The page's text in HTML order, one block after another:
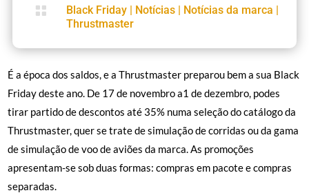
 Black Friday | Notícias | Notícias da marca |
Thrustmaster
É a época dos saldos, e a Thrustmaster preparou bem a sua Black
Friday deste ano. De 17 de novembro a1 de dezembro, podes
tirar partido dedescontos até 35% numa seleção do catálogo da
Thrustmaster, quer se trate de simulação de corridas ou da gama
de simulação de voo de aviões da marca. As promoções
apresentam-se sob duas formas: compras em pacote e compras
separadas.